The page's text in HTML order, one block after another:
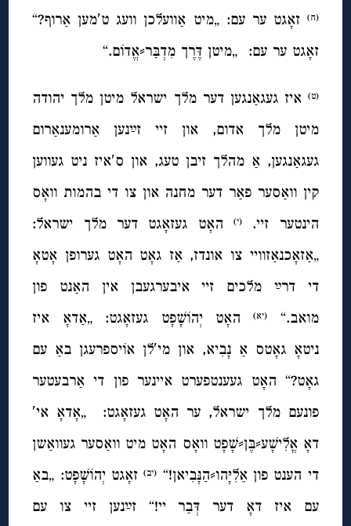
(ח) זאָגט ער עם: „מיט אַוועלכן וועג ט′מען אַרוף?“
זאָגט ער עם: „מיטן דֶּרֶך מִדְבַּר⸗אֱדוֹם.“
(ט) איז געגאַנגען דער מלך ישראל מיטן מלך יהודה
מיטן מלך אדום, און זיי זײַנען אַרומענאַרום
געגאַנגען, אַ מהלך זיבן טעג, און ס′איז ניט געווען
קין וואַסער פאַר דער מחנה און צו די בהמות וואָס
הינטער זיי.
(י)האָט געזאָגט דער מלך ישראל:
„אַזאָכנאַזוויי צו אונדז, אַז גאָט האָט גערופן אָטאָ
די דרײַ‌ מלכים זיי איבערגעבן אין האַנט פון
מואב.“
(יא)האָט יְהוֹשָׁפָט געזאָגט: „אַדאָ איז
ניטאָ גאָטס אַ נָבִיא, און מי′לן אוֹיספרעגן באַ עם
גאָט?“ האָט געענטפערט איינער פון די אַרבעטער
פונעם מלך ישראל, ער האָט געזאָגט: „אָדאָ אי′
דאָ אֳלִישָׁע⸗בֶּן⸗שָׁפָט וואָס האָט מיט וואַסער געוואַשן
די הענט פון אֵלִיָּהו⸗הַנָּבִיאן!“ (יב)זאָגט יְהוֹשָׁפָט: „באַ
עם איז דאָ דער דְּבַר יי!“ זײַנען זיי צו עם